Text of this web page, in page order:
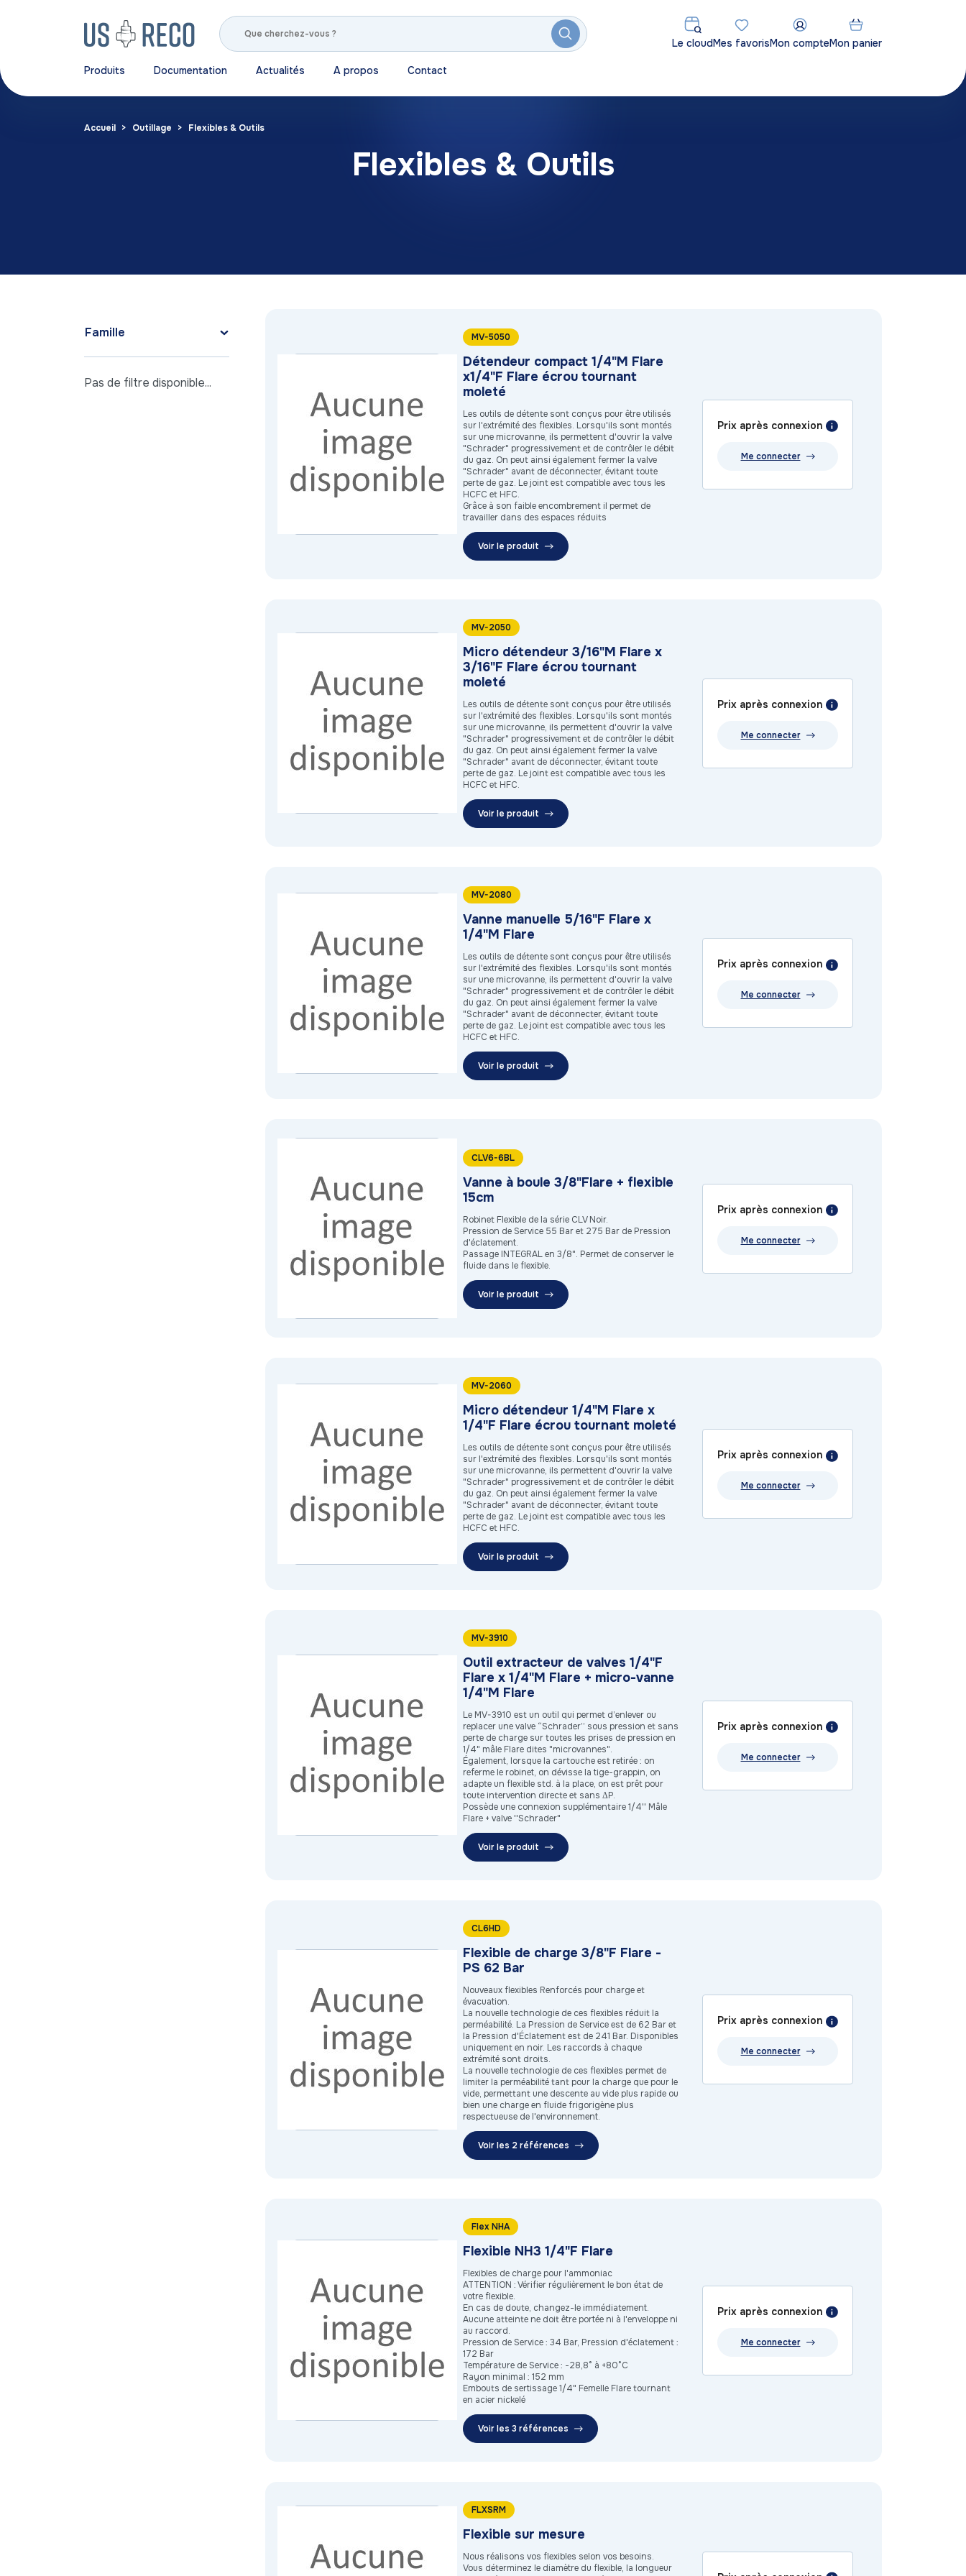
Le cloudMes favorisMon compteMon panier
Produits Documentation Actualités A propos Contact
Accueil Outillage Flexibles & Outils
Flexibles & Outils
Famille
Pas de filtre disponible...
MV-5050
Détendeur compact 1/4"M Flare
x1/4"F Flare écrou tournant
moleté
Les outils de détente sont conçus pour être utilisés
sur l'extrémité des flexibles. Lorsqu'ils sont montés
sur une microvanne, ils permettent d'ouvrir la valve
"Schrader" progressivement et de contrôler le débit
du gaz. On peut ainsi également fermer la valve
"Schrader" avant de déconnecter, évitant toute
perte de gaz. Le joint est compatible avec tous les
HCFC et HFC.
Grâce à son faible encombrement il permet de
travailler dans des espaces réduits
Voir le produit
Prix après connexion
Me connecter
MV-2050
Micro détendeur 3/16"M Flare x
3/16"F Flare écrou tournant
moleté
Les outils de détente sont conçus pour être utilisés
sur l'extrémité des flexibles. Lorsqu'ils sont montés
sur une microvanne, ils permettent d'ouvrir la valve
"Schrader" progressivement et de contrôler le débit
du gaz. On peut ainsi également fermer la valve
"Schrader" avant de déconnecter, évitant toute
perte de gaz. Le joint est compatible avec tous les
HCFC et HFC.
Voir le produit
Prix après connexion
Me connecter
MV-2080
Vanne manuelle 5/16"F Flare x
1/4"M Flare
Les outils de détente sont conçus pour être utilisés
sur l'extrémité des flexibles. Lorsqu'ils sont montés
sur une microvanne, ils permettent d'ouvrir la valve
"Schrader" progressivement et de contrôler le débit
du gaz. On peut ainsi également fermer la valve
"Schrader" avant de déconnecter, évitant toute
perte de gaz. Le joint est compatible avec tous les
HCFC et HFC.
Voir le produit
Prix après connexion
Me connecter
CLV6-6BL
Vanne à boule 3/8"Flare + flexible
15cm
Robinet Flexible de la série CLV Noir.
Pression de Service 55 Bar et 275 Bar de Pression
d'éclatement.
Passage INTEGRAL en 3/8". Permet de conserver le
fluide dans le flexible.
Voir le produit
Prix après connexion
Me connecter
MV-2060
Micro détendeur 1/4"M Flare x
1/4"F Flare écrou tournant moleté
Les outils de détente sont conçus pour être utilisés
sur l'extrémité des flexibles. Lorsqu'ils sont montés
sur une microvanne, ils permettent d'ouvrir la valve
"Schrader" progressivement et de contrôler le débit
du gaz. On peut ainsi également fermer la valve
"Schrader" avant de déconnecter, évitant toute
perte de gaz. Le joint est compatible avec tous les
HCFC et HFC.
Voir le produit
Prix après connexion
Me connecter
MV-3910
Outil extracteur de valves 1/4"F
Flare x 1/4"M Flare + micro-vanne
1/4"M Flare
Le MV-3910 est un outil qui permet d’enlever ou
replacer une valve “Schrader” sous pression et sans
perte de charge sur toutes les prises de pression en
1/4" mâle Flare dites "microvannes".
Également, lorsque la cartouche est retirée : on
referme le robinet, on dévisse la tige-grappin, on
adapte un flexible std. à la place, on est prêt pour
toute intervention directe et sans ΔP.
Possède une connexion supplémentaire 1/4'' Mâle
Flare + valve ''Schrader"
Voir le produit
Prix après connexion
Me connecter
CL6HD
Flexible de charge 3/8"F Flare -
PS 62 Bar
Nouveaux flexibles Renforcés pour charge et
évacuation.
La nouvelle technologie de ces flexibles réduit la
perméabilité. La Pression de Service est de 62 Bar et
la Pression d'Éclatement est de 241 Bar. Disponibles
uniquement en noir. Les raccords à chaque
extrémité sont droits.
La nouvelle technologie de ces flexibles permet de
limiter la perméabilité tant pour la charge que pour le
vide, permettant une descente au vide plus rapide ou
bien une charge en fluide frigorigène plus
respectueuse de l'environnement.
Voir les 2 références
Prix après connexion
Me connecter
Flex NHA
Flexible NH3 1/4"F Flare
Flexibles de charge pour l'ammoniac
ATTENTION : Vérifier régulièrement le bon état de
votre flexible.
En cas de doute, changez-le immédiatement.
Aucune atteinte ne doit être portée ni à l'enveloppe ni
au raccord.
Pression de Service : 34 Bar, Pression d'éclatement :
172 Bar
Température de Service : -28,8° à +80°C
Rayon minimal : 152 mm
Embouts de sertissage 1/4" Femelle Flare tournant
en acier nickelé
Voir les 3 références
Prix après connexion
Me connecter
FLXSRM
Flexible sur mesure
Nous réalisons vos flexibles selon vos besoins.
Vous déterminez le diamètre du flexible, la longueur